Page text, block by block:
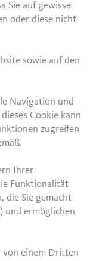
Sie auf gewisse
oder diese nicht
sowie auf den
Navigation und
Cookie kann
zugreifen
Ihrer
Funktionalität
die Sie gemacht
und ermöglichen
von einem Dritten